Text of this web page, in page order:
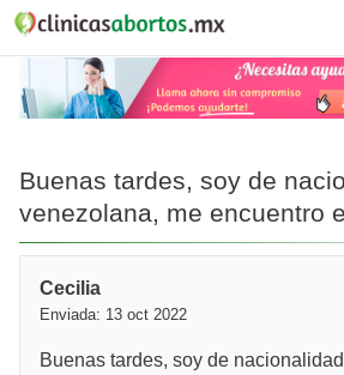
Buenas tardes, soy de
venezolana, me encuentro
Cecilia
Enviada: 13 oct 2022
Buenas tardes, soy de